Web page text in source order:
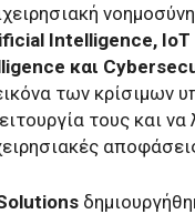
Intelligence, IoT
και
των κρίσιμων
τους και